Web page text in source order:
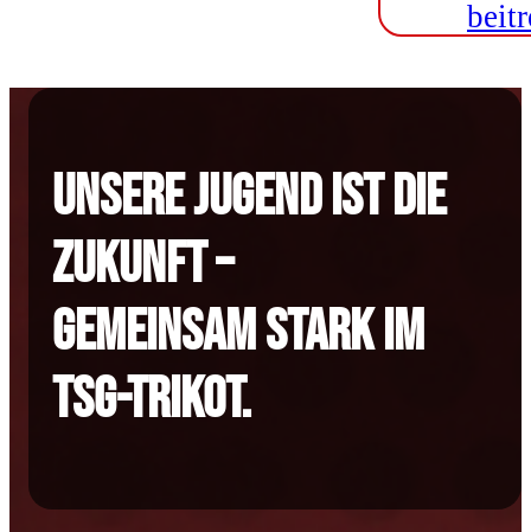
UNSERE JUGEND IST DIE
ZUKUNFT –
GEMEINSAM STARK IM
TSG-TRIKOT.